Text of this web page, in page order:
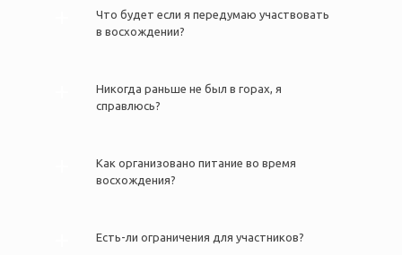
Что будет если я передумаю участвовать
в восхождении?
Никогда раньше не был в горах, я
справлюсь?
Как организовано питание во время
восхождения?
Есть-ли ограничения для участников?